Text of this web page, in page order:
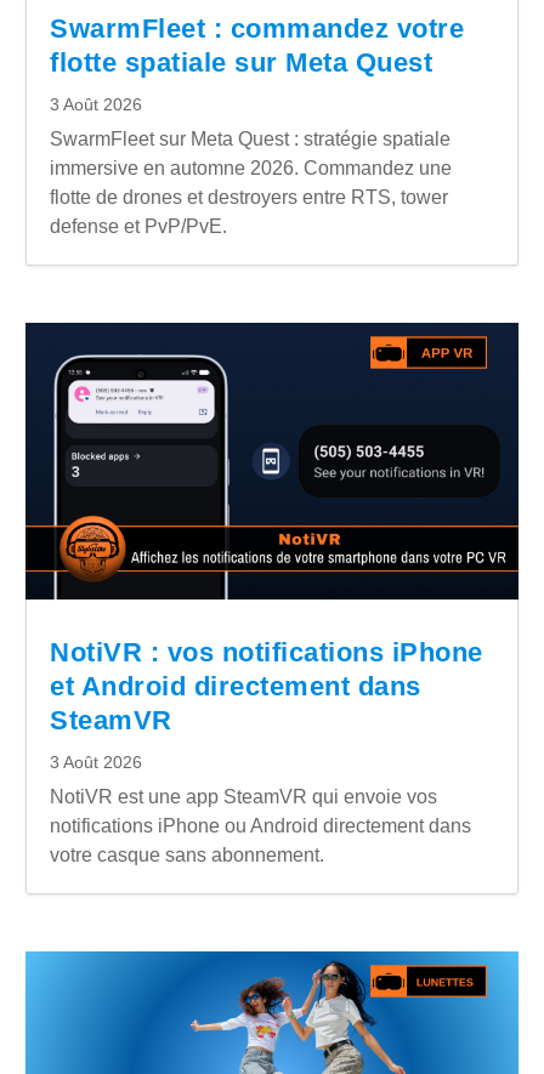
SwarmFleet : commandez votre
flotte spatiale sur Meta Quest
3 Août 2026
SwarmFleet sur Meta Quest : stratégie spatiale
immersive en automne 2026. Commandez une
flotte de drones et destroyers entre RTS, tower
defense et PvP/PvE.
NotiVR : vos notifications iPhone
et Android directement dans
SteamVR
3 Août 2026
NotiVR est une app SteamVR qui envoie vos
notifications iPhone ou Android directement dans
votre casque sans abonnement.